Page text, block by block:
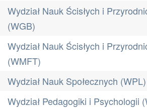
Wydział Nauk Ścisłych i
(WGB)
Wydział Nauk Ścisłych i
(WMFT)
Wydział Nauk Społecznych (WPL)
Wydział Pedagogiki i Psychologii